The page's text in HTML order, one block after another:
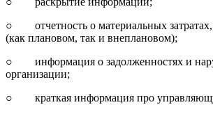
○ отчетность о материальных
(как плановом, так и внеплановом);
○ информация о задолженностях и
организации;
○ краткая информация про